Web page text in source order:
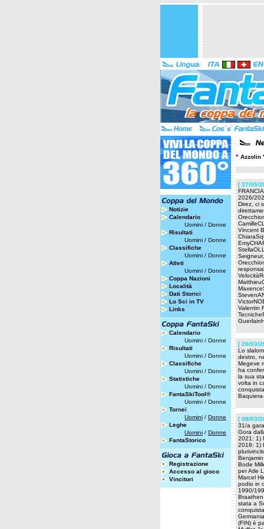
Notizie
Calendario
Uomini / Donne
Risultati
Uomini / Donne
Classifiche
Uomini / Donne
Atleti
Uomini / Donne
Coppa Nazioni
Località
Dati Storici
Lo Sci in TV
Links
Calendario
Uomini / Donne
Risultati
Uomini / Donne
Classifiche
Uomini / Donne
Statistiche
Uomini / Donne
FantaSkiTool®
Uomini / Donne
Tornei
Uomini / Donne
Leghe
Uomini / Donne
FantaStorico
Registrazione
Accesso al gioco
Vincitori
" Azzolin
[ 27/05/
2026/
Direz, ci
Vincent
Valentin
[ 20/03/
Lo
destro,
Megeve
ha
la sua
volta in
[ 08/03/
31/a
Gora
2021: 1)
2018: 1)
Bode
per Atle
Marcel
podio in
1990/
stata a
(FIN) è